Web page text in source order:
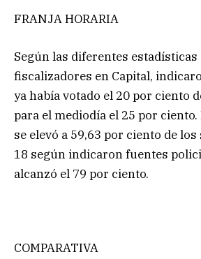
FRANJA HORARIA
Según las diferentes
fiscalizadores en Capital,
ya había votado el 20 por ciento
para el mediodía el 25 por ciento.
se elevó a 59,63 por ciento de
18 según indicaron fuentes
alcanzó el 79 por ciento.
COMPARATIVA